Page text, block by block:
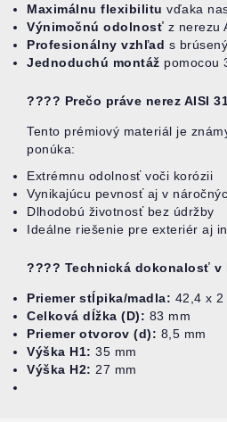
Maximálnu flexibilitu vďaka
Výnimočnú odolnosť z nerezu
Profesionálny vzhľad s
Jednoduchú montáž pomocou
????️ Prečo práve nerez AISI
Tento prémiový materiál je
ponúka:
Extrémnu odolnosť voči korózii
Vynikajúcu pevnosť aj v
Dlhodobú životnosť bez údržby
Ideálne riešenie pre exteriér aj
???? Technická dokonalosť v
Priemer stĺpika/madla: 42,4 x 2
Celková dĺžka (D): 83 mm
Priemer otvorov (d): 8,5 mm
Výška H1: 35 mm
Výška H2: 27 mm